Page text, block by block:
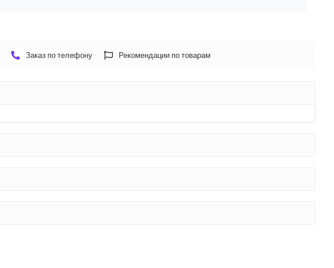
Заказ по телефону Рекомендации по товарам